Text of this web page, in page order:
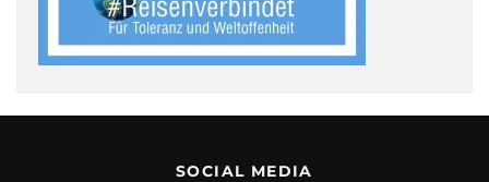
SOCIAL MEDIA